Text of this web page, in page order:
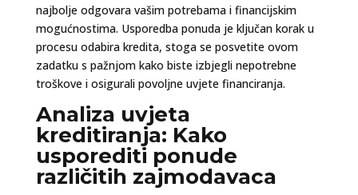
najbolje odgovara vašim potrebama i financijskim
mogućnostima. Usporedba ponuda je ključan korak u
procesu odabira kredita, stoga se posvetite ovom
zadatku s pažnjom kako biste izbjegli nepotrebne
troškove i osigurali povoljne uvjete financiranja.
Analiza uvjeta
kreditiranja: Kako
usporediti ponude
različitih zajmodavaca